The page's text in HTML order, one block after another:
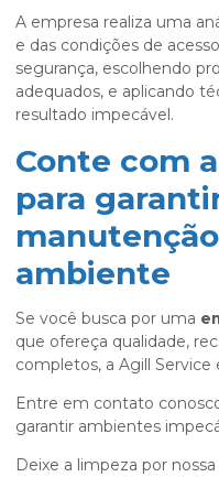
A empresa realiza uma
e das condições de
segurança, escolhendo
adequados, e aplicando
resultado impecável.
Conte com
para
ambiente
Se você busca por uma
que ofereça qualidade,
completos, a Agill Service
Entre em contato
garantir ambientes
Deixe a limpeza por